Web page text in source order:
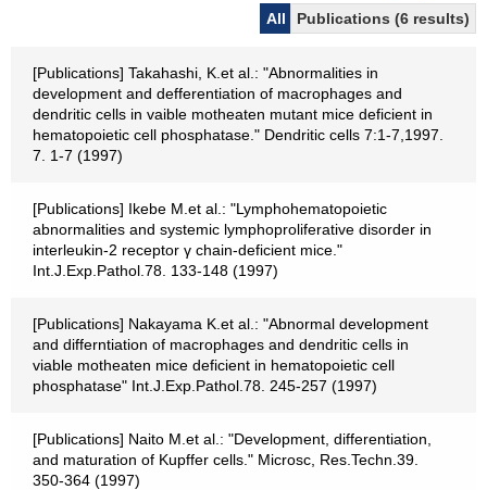
All
Publications (6 results)
[Publications] Takahashi, K.et al.: "Abnormalities in
development and defferentiation of macrophages and
dendritic cells in vaible motheaten mutant mice deficient in
hematopoietic cell phosphatase." Dendritic cells 7:1-7,1997.
7. 1-7 (1997)
[Publications] Ikebe M.et al.: "Lymphohematopoietic
abnormalities and systemic lymphoproliferative disorder in
interleukin-2 receptor γ chain-deficient mice."
Int.J.Exp.Pathol.78. 133-148 (1997)
[Publications] Nakayama K.et al.: "Abnormal development
and differntiation of macrophages and dendritic cells in
viable motheaten mice deficient in hematopoietic cell
phosphatase" Int.J.Exp.Pathol.78. 245-257 (1997)
[Publications] Naito M.et al.: "Development, differentiation,
and maturation of Kupffer cells." Microsc, Res.Techn.39.
350-364 (1997)